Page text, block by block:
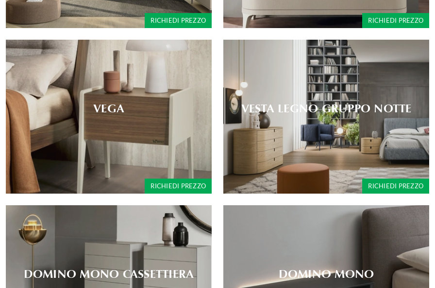
RICHIEDI PREZZO RICHIEDI PREZZO
VEGA
RICHIEDI PREZZO
VESTA LEGNO GRUPPO NOTTE
RICHIEDI PREZZO
DOMINO MONO CASSETTIERA DOMINO MONO